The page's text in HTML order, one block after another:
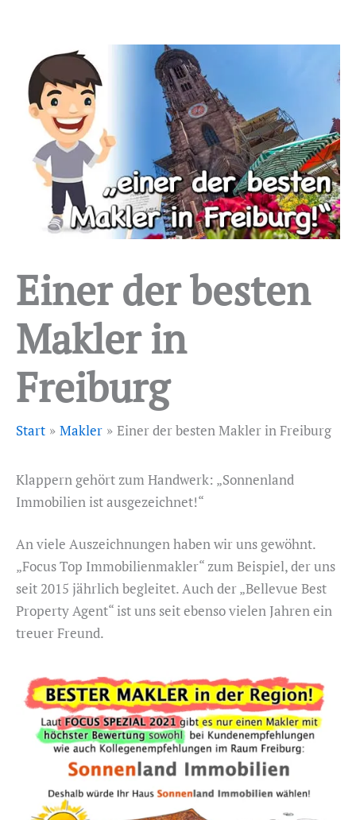
Einer der besten
Makler in
Freiburg
Start Makler Einer der besten Makler in Freiburg
Klappern gehört zum Handwerk: „Sonnenland
Immobilien ist ausgezeichnet!“
An viele Auszeichnungen haben wir uns gewöhnt.
„Focus Top Immobilienmakler“ zum Beispiel, der uns
seit 2015 jährlich begleitet. Auch der „Bellevue Best
Property Agent“ ist uns seit ebenso vielen Jahren ein
treuer Freund.